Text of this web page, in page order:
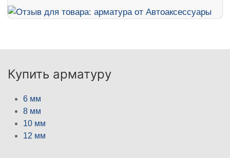
Купить арматуру
6 мм
8 мм
10 мм
12 мм